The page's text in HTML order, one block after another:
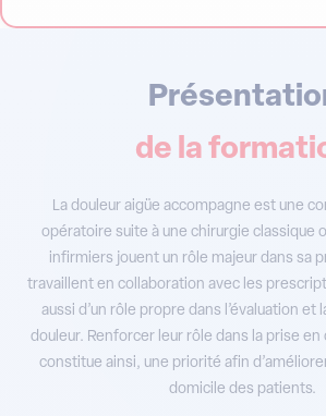
de la
La douleur aigüe accompagne est une
opératoire suite à une chirurgie classique
infirmiers jouent un rôle majeur dans sa
travaillent en collaboration avec les
aussi d’un rôle propre dans l’évaluation et
douleur. Renforcer leur rôle dans la prise en
constitue ainsi, une priorité afin
domicile des patients.